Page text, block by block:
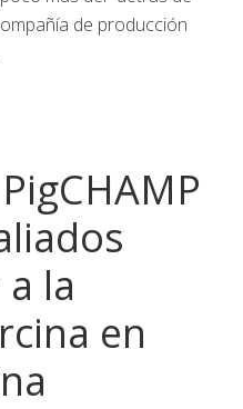
de producción
la
en